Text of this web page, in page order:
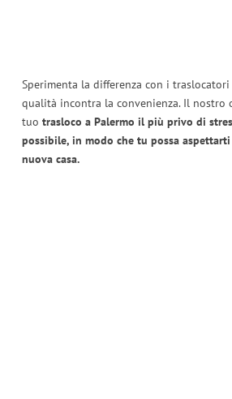
Sperimenta la differenza con i
qualità incontra la convenienza. Il
tuo trasloco a Palermo il più privo di
possibile, in modo che tu possa
nuova casa.